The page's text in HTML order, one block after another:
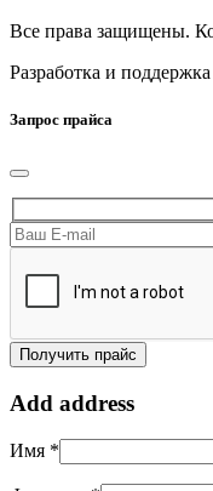
Все права защищены.
Разработка и поддержка
Запрос прайса
Add address
Имя *